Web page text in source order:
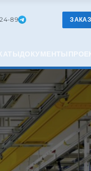
24-89
ДОКУМЕНТЫ